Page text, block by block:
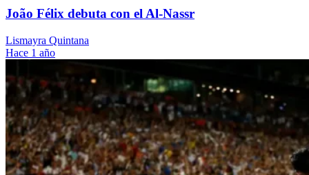
João Félix debuta con el Al-Nassr
Lismayra Quintana
Hace 1 año